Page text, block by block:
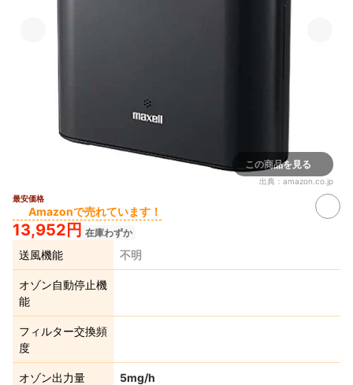
この商品を見る
出典： amazon.co.jp
最安価格
Amazonで売れています！
13,952円 在庫わずか
送風機能 不明
オゾン自動停止機
能
フィルター交換頻
度
オゾン出力量 5mg/h